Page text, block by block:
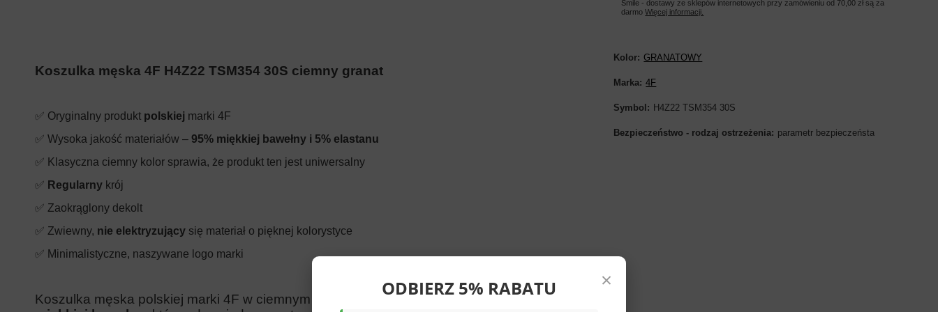
Smile - dostawy ze sklepów internetowych przy zamówieniu od 70,00 zł są za
darmoWięcej informacji.
Koszulka męska 4F H4Z22 TSM354 30S ciemny granat
✅ Oryginalny produkt polskiej marki 4F
✅ Wysoka jakość materiałów – 95% miękkiej bawełny i 5% elastanu
✅ Klasyczna ciemny kolor sprawia, że produkt ten jest uniwersalny
✅ Regularny krój
✅ Zaokrąglony dekolt
✅ Zwiewny, nie elektryzujący się materiał o pięknej kolorystyce
✅ Minimalistyczne, naszywane logo marki
Koszulka męska polskiej marki 4F w ciemnym granatowym kolorze. Wykonana w 95% z
Kolor GRANATOWY
Marka 4F
Symbol H4Z22 TSM354 30S
Bezpieczeństwo - rodzaj ostrzeżenia parametr bezpieczeństa
×
ODBIERZ 5% RABATU